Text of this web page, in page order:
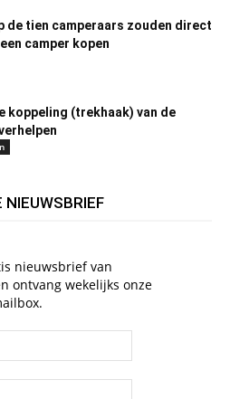
de tien camperaars zouden direct
camper kopen
koppeling (trekhaak) van de
nieuwsbrief van
ontvang wekelijks onze